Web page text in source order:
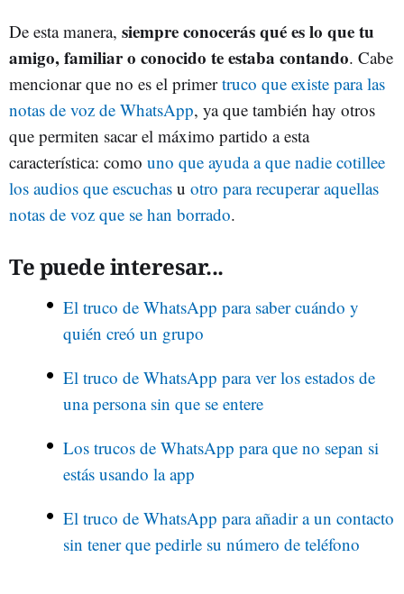
De esta manera, siempre conocerás qué es lo que tu
amigo, familiar o conocido te estaba contando. Cabe
mencionar que no es el primertruco que existe para las
notas de voz de WhatsApp, ya que también hay otros
que permiten sacar el máximo partido a esta
característica: como uno que ayuda a que nadie cotillee
los audios que escuchas u otro para recuperar aquellas
notas de voz que se han borrado.
Te puede interesar...
El truco de WhatsApp para saber cuándo y
quién creó un grupo
El truco de WhatsApp para ver los estados de
una persona sin que se entere
Los trucos de WhatsApp para que no sepan si
estás usando la app
El truco de WhatsApp para añadir a un contacto
sin tener que pedirle su número de teléfono